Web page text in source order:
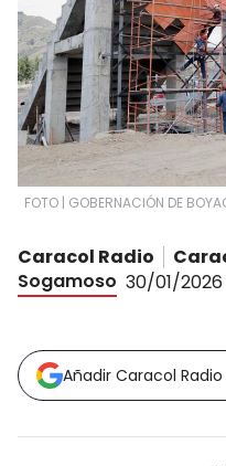
FOTO | GOBERNACIÓN DE
Caracol Radio
Sogamoso 30/01/2026
Añadir Caracol